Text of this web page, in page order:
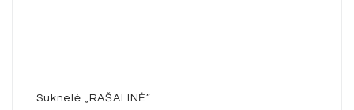
Suknelė „RAŠALINĖ”